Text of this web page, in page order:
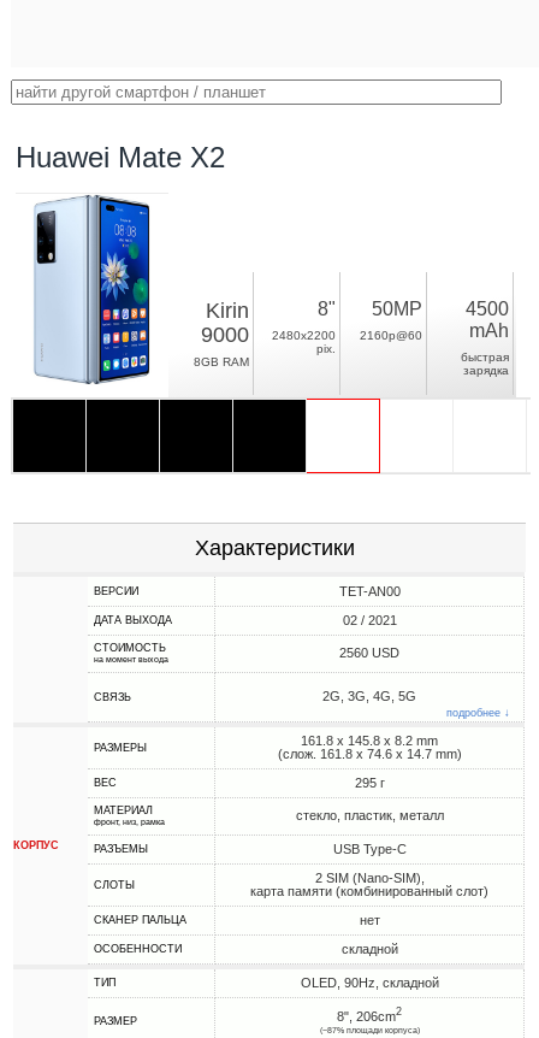
Huawei Mate X2
Kirin
9000
8GB RAM
8"
2480x2200
pix.
50MP
2160p@60
4500
mAh
быстрая
зарядка
Характеристики
ВЕРСИИ TET-AN00
ДАТА ВЫХОДА 02 / 2021
СТОИМОСТЬ
на момент выхода 2560 USD
СВЯЗЬ 2G, 3G, 4G, 5G
подробнее ↓
КОРПУС
РАЗМЕРЫ
161.8 x 145.8 x 8.2 mm
(слож. 161.8 x 74.6 x 14.7 mm)
ВЕС 295 г
МАТЕРИАЛ
фронт, низ, рамка стекло, пластик, металл
РАЗЪЕМЫ USB Type-C
СЛОТЫ
2 SIM (Nano-SIM),
карта памяти (комбинированный слот)
СКАНЕР ПАЛЬЦА нет
ОСОБЕННОСТИ складной
ТИП OLED, 90Hz, складной
РАЗМЕР 8", 206cm2
(~87% площади корпуса)